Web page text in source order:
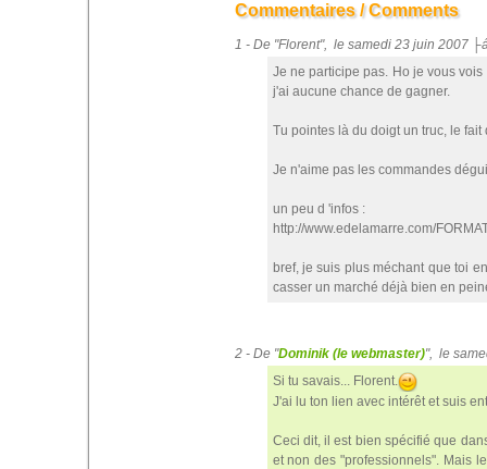
Commentaires / Comments
1 - De "Florent", le samedi 23 juin 2007
Je ne participe pas. Ho je vous
j'ai aucune chance de gagner.
Tu pointes là du doigt un truc, le
Je n'aime pas les commandes
un peu d 'infos :
http://www.edelamarre.com/
bref, je suis plus méchant que toi
casser un marché déjà bien en
2 - De "Dominik (le webmaster)", le
Si tu savais... Florent.
J'ai lu ton lien avec intérêt et suis
Ceci dit, il est bien spécifié que
et non des "professionnels". Mais